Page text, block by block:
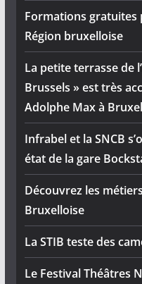
Formations gratuites
Région bruxelloise
La petite terrasse de
Brussels » est très
Adolphe Max à
Infrabel et la SNCB
état de la gare
Découvrez les
Bruxelloise
La STIB teste des
Le Festival Théâtres